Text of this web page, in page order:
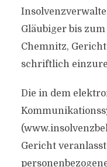
Gläubiger bis
Chemnitz,
schriftlich
Die in dem
Gericht